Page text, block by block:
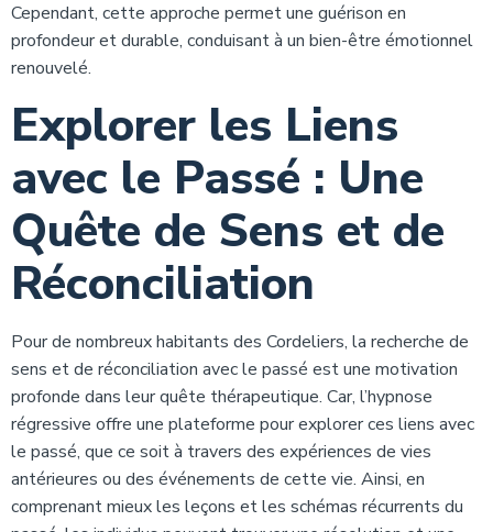
Cependant, cette approche permet une guérison en
profondeur et durable, conduisant à un bien-être émotionnel
renouvelé.
Explorer les Liens
avec le Passé : Une
Quête de Sens et de
Réconciliation
Pour de nombreux habitants des Cordeliers, la recherche de
sens et de réconciliation avec le passé est une motivation
profonde dans leur quête thérapeutique. Car, l’hypnose
régressive offre une plateforme pour explorer ces liens avec
le passé, que ce soit à travers des expériences de vies
antérieures ou des événements de cette vie. Ainsi, en
comprenant mieux les leçons et les schémas récurrents du